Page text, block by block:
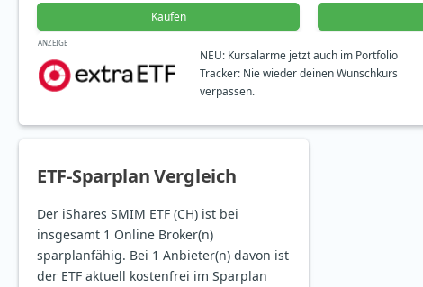
Kaufen
ANZEIGE
NEU: Kursalarme jetzt auch im Portfolio
Tracker: Nie wieder deinen Wunschkurs
verpassen.
ETF-Sparplan Vergleich
Der iShares SMIM ETF (CH) ist bei
insgesamt 1 Online Broker(n)
sparplanfähig. Bei 1 Anbieter(n) davon ist
der ETF aktuell kostenfrei im Sparplan